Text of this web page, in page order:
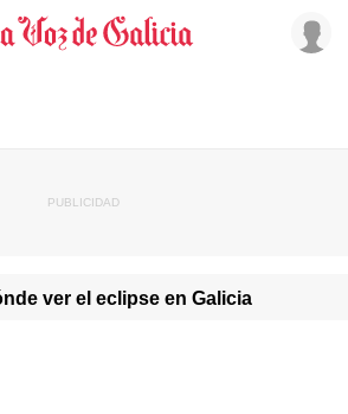
ver el eclipse en Galicia